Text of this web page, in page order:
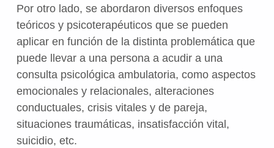
Por otro lado, se abordaron diversos enfoques
teóricos y psicoterapéuticos que se pueden
aplicar en función de la distinta problemática que
puede llevar a una persona a acudir a una
consulta psicológica ambulatoria, como aspectos
emocionales y relacionales, alteraciones
conductuales, crisis vitales y de pareja,
situaciones traumáticas, insatisfacción vital,
suicidio, etc.